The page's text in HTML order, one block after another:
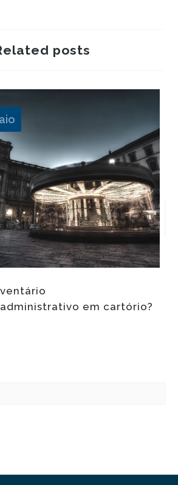
posts
em cartório?